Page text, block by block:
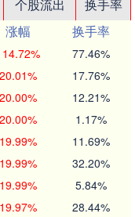
个股流出
换手率
涨幅
换手率
77.46%
20.01% 17.76%
20.00% 12.21%
20.00% 1.17%
19.99% 11.69%
19.99% 32.20%
19.99% 5.84%
19.97% 28.44%